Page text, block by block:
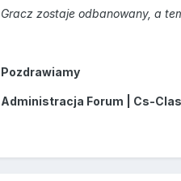
Gracz zostaje odbanowany, a
Pozdrawiamy
Administracja Forum | Cs-